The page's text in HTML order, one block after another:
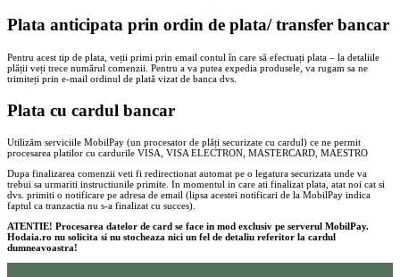
Plata anticipata prin ordin de plata/ transfer bancar
Pentru acest tip de plata, veții primi prin email contul în care să efectuați plata – la detaliile
plății veți trece numărul comenzii. Pentru a va putea expedia produsele, va rugam sa ne
trimiteți prin e-mail ordinul de plată vizat de banca dvs.
Plata cu cardul bancar
Utilizăm serviciile MobilPay (un procesator de plăți securizate cu cardul) ce ne permit
procesarea platilor cu cardurile VISA, VISA ELECTRON, MASTERCARD, MAESTRO
Dupa finalizarea comenzii veti fi redirectionat automat pe o legatura securizata unde va
trebui sa urmariti instructiunile primite. In momentul in care ati finalizat plata, atat noi cat si
dvs. primiti o notificare pe adresa de email (lipsa acestei notificari de la MobilPay indica
faptul ca tranzactia nu s-a finalizat cu succes).
ATENTIE! Procesarea datelor de card se face in mod exclusiv pe serverul MobilPay.
Hodaia.ro nu solicita si nu stocheaza nici un fel de detaliu referitor la cardul
dumneavoastra!